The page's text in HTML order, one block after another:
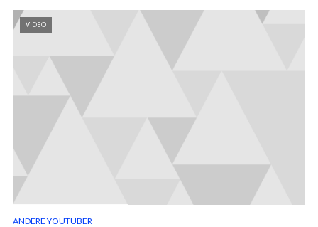
VIDEO
ANDERE YOUTUBER